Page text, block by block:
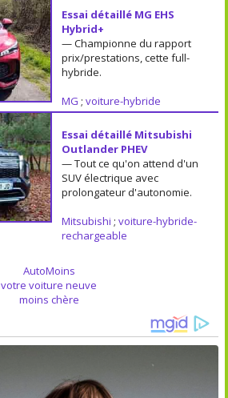
Essai détaillé MG EHS
Hybrid+
— Championne du rapport
prix/prestations, cette full-
hybride.
MG ; voiture-hybride
Essai détaillé Mitsubishi
Outlander PHEV
— Tout ce qu'on attend d'un
SUV électrique avec
prolongateur d'autonomie.
Mitsubishi ; voiture-hybride-
rechargeable
AutoMoins
votre voiture neuve
moins chère